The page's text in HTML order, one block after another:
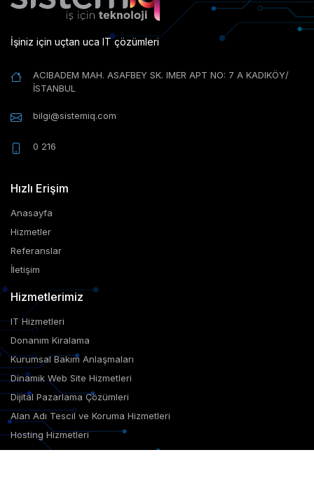
İşiniz için uçtan uca IT çözümleri
ACIBADEM MAH. ASAFBEY SK. IMER APT NO: 7 A KADIKÖY/
İSTANBUL
bilgi@sistemiq.com
0 216
Hızlı Erişim
Anasayfa
Hizmetler
Referanslar
İletişim
Hizmetlerimiz
IT Hizmetleri
Donanım Kiralama
Kurumsal Bakım Anlaşmaları
Dinamik Web Site Hizmetleri
Dijital Pazarlama Çözümleri
Alan Adı Tescil ve Koruma Hizmetleri
Hosting Hizmetleri
Sunucu ve Sanallaştırma Çözümleri